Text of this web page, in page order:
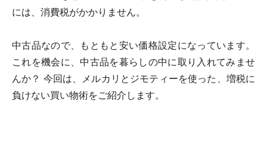
には、消費税がかかりません。
中古品なので、もともと安い価格設定になっています。
これを機会に、中古品を暮らしの中に取り入れてみませ
んか？ 今回は、メルカリとジモティーを使った、増税に
負けない買い物術をご紹介します。